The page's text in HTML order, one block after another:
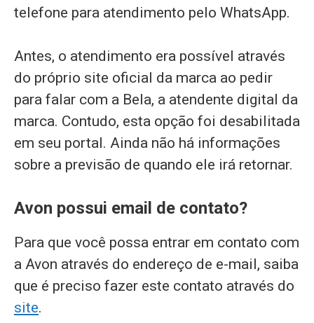
telefone para atendimento pelo WhatsApp.
Antes, o atendimento era possível através
do próprio site oficial da marca ao pedir
para falar com a Bela, a atendente digital da
marca. Contudo, esta opção foi desabilitada
em seu portal. Ainda não há informações
sobre a previsão de quando ele irá retornar.
Avon possui email de contato?
Para que você possa entrar em contato com
a Avon através do endereço de e-mail, saiba
que é preciso fazer este contato através do
site.